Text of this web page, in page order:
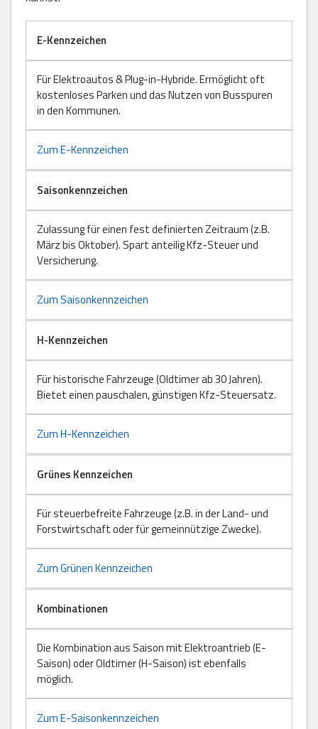
E-Kennzeichen
Für Elektroautos & Plug-in-Hybride. Ermöglicht oft
kostenloses Parken und das Nutzen von Busspuren
in den Kommunen.
Zum E-Kennzeichen
Saisonkennzeichen
Zulassung für einen fest definierten Zeitraum (z.B.
März bis Oktober). Spart anteilig Kfz-Steuer und
Versicherung.
Zum Saisonkennzeichen
H-Kennzeichen
Für historische Fahrzeuge (Oldtimer ab 30 Jahren).
Bietet einen pauschalen, günstigen Kfz-Steuersatz.
Zum H-Kennzeichen
Grünes Kennzeichen
Für steuerbefreite Fahrzeuge (z.B. in der Land- und
Forstwirtschaft oder für gemeinnützige Zwecke).
Zum Grünen Kennzeichen
Kombinationen
Die Kombination aus Saison mit Elektroantrieb (E-
Saison) oder Oldtimer (H-Saison) ist ebenfalls
möglich.
Zum E-Saisonkennzeichen